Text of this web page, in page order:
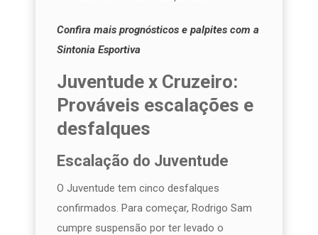
Confira mais prognósticos e palpites com a
Sintonia Esportiva
Juventude x Cruzeiro:
Prováveis escalações e
desfalques
Escalação do Juventude
O Juventude tem cinco desfalques
confirmados. Para começar, Rodrigo Sam
cumpre suspensão por ter levado o